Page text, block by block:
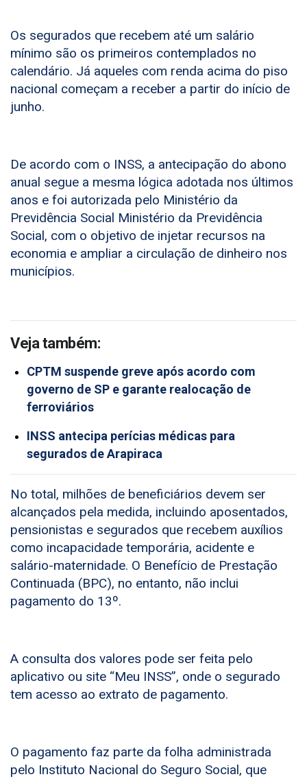
Os segurados que recebem até um salário
mínimo são os primeiros contemplados no
calendário. Já aqueles com renda acima do piso
nacional começam a receber a partir do início de
junho.
De acordo com o INSS, a antecipação do abono
anual segue a mesma lógica adotada nos últimos
anos e foi autorizada pelo Ministério da
Previdência Social Ministério da Previdência
Social, com o objetivo de injetar recursos na
economia e ampliar a circulação de dinheiro nos
municípios.
Veja também:
CPTM suspende greve após acordo com
governo de SP e garante realocação de
ferroviários
INSS antecipa perícias médicas para
segurados de Arapiraca
No total, milhões de beneficiários devem ser
alcançados pela medida, incluindo aposentados,
pensionistas e segurados que recebem auxílios
como incapacidade temporária, acidente e
salário-maternidade. O Benefício de Prestação
Continuada (BPC), no entanto, não inclui
pagamento do 13º.
A consulta dos valores pode ser feita pelo
aplicativo ou site “Meu INSS”, onde o segurado
tem acesso ao extrato de pagamento.
O pagamento faz parte da folha administrada
pelo Instituto Nacional do Seguro Social, que